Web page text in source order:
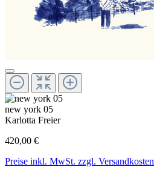
new york 05
Karlotta Freier
420,00 €
Preise inkl. MwSt. zzgl. Versandkosten